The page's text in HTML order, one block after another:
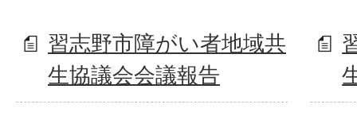
習志野市障がい者地域共
生協議会会議報告